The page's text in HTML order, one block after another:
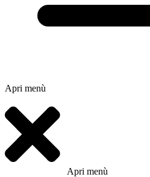
Apri menù
Apri menù